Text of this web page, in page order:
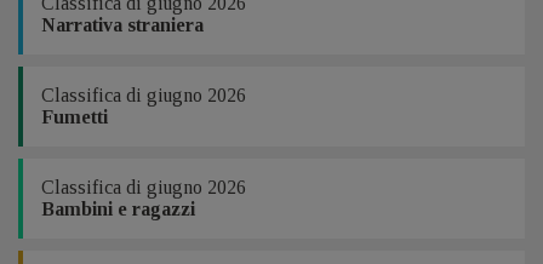
Narrativa straniera
Classifica di giugno 2026
Fumetti
Classifica di giugno 2026
Bambini e ragazzi